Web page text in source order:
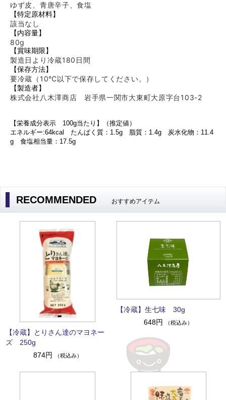
ゆず皮、青唐辛子、食塩
【特定原材料】
該当なし
【内容量】
80g
【賞味期限】
製造日より冷蔵180日間
【保存方法】
要冷蔵（10℃以下で保存してください。）
【製造者】
株式会社八木澤商店 岩手県一関市大東町大原字台103-2
【栄養成分表示 100g当たり 】（推定値）
エネルギー:64kcal たんぱく質：1.5g 脂質：1.4g 炭水化物：11.4
g 食塩相当量：17.5g
RECOMMENDED おすすめアイテム
【冷蔵】とりさん達のマヨネー
ズ 250g
874円
（税込み）
【冷蔵】生七味 30g
648円
（税込み）